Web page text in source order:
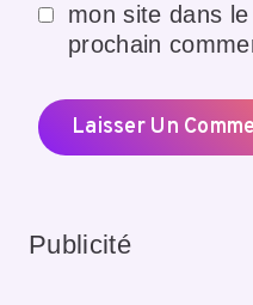
mon site dans
prochain
Publicité